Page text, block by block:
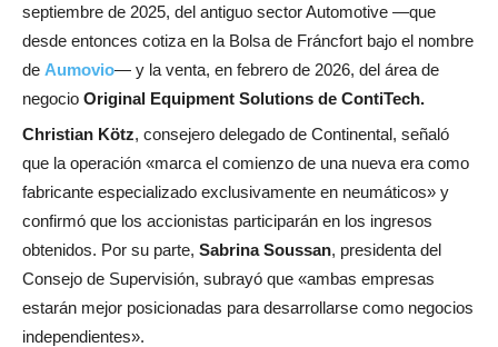
septiembre de 2025, del antiguo sector Automotive —que
desde entonces cotiza en la Bolsa de Fráncfort bajo el nombre
de Aumovio— y la venta, en febrero de 2026, del área de
negocio Original Equipment Solutions de ContiTech.
Christian Kötz, consejero delegado de Continental, señaló
que la operación «marca el comienzo de una nueva era como
fabricante especializado exclusivamente en neumáticos» y
confirmó que los accionistas participarán en los ingresos
obtenidos. Por su parte, Sabrina Soussan, presidenta del
Consejo de Supervisión, subrayó que «ambas empresas
estarán mejor posicionadas para desarrollarse como negocios
independientes».